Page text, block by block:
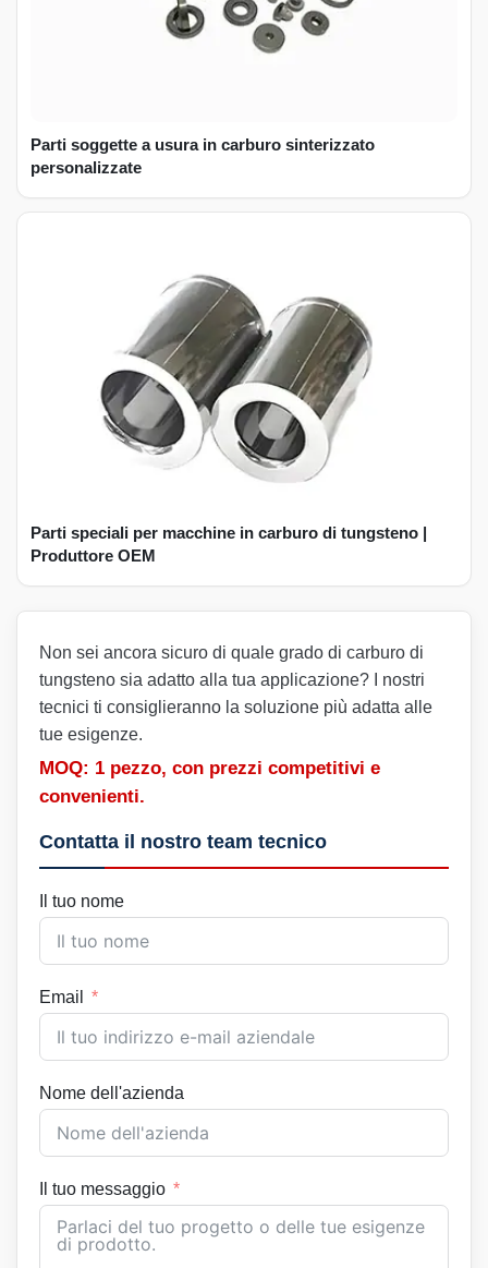
Parti soggette a usura in carburo sinterizzato
personalizzate
Parti speciali per macchine in carburo di tungsteno |
Produttore OEM
Non sei ancora sicuro di quale grado di carburo di
tungsteno sia adatto alla tua applicazione? I nostri
tecnici ti consiglieranno la soluzione più adatta alle
tue esigenze.
MOQ: 1 pezzo, con prezzi competitivi e
convenienti.
Contatta il nostro team tecnico
Il tuo nome
Email
Nome dell'azienda
Il tuo messaggio